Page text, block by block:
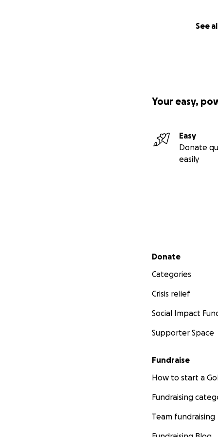
See
Your easy,
Easy
Donate
easily
Secondary menu
Donate
Categories
Crisis relief
Social Impact
Supporter Space
Fundraise
How to start a
Fundraising
Team fundraising